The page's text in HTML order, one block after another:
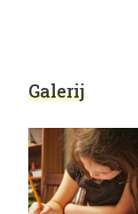
Galerij